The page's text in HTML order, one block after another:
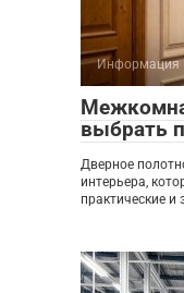
Информация
выбрать
Дверное
интерьера,
практические и